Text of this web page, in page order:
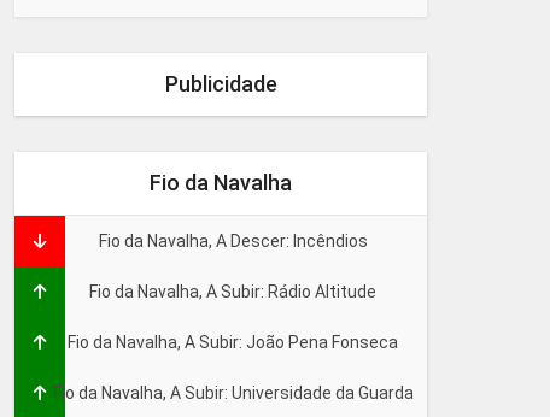
Publicidade
Fio da Navalha
Fio da Navalha, A Descer: Incêndios
Fio da Navalha, A Subir: Rádio Altitude
Fio da Navalha, A Subir: João Pena Fonseca
Fio da Navalha, A Subir: Universidade da Guarda